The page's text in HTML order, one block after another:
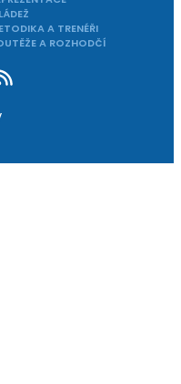
A TRENÉŘI
A ROZHODČÍ